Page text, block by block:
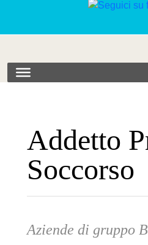
Addetto
Soccorso
Aziende di gruppo